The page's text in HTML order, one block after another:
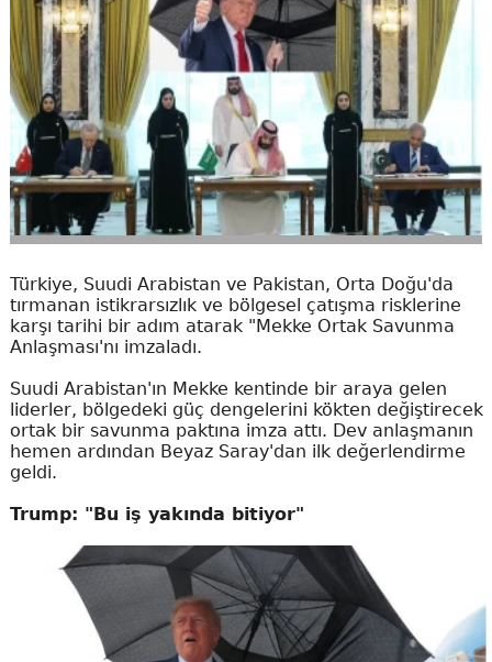
Türkiye, Suudi Arabistan ve Pakistan, Orta Doğu'da
tırmanan istikrarsızlık ve bölgesel çatışma risklerine
karşı tarihi bir adım atarak "Mekke Ortak Savunma
Anlaşması'nı imzaladı.
Suudi Arabistan'ın Mekke kentinde bir araya gelen
liderler, bölgedeki güç dengelerini kökten değiştirecek
ortak bir savunma paktına imza attı. Dev anlaşmanın
hemen ardından Beyaz Saray'dan ilk değerlendirme
geldi.
Trump: "Bu iş yakında bitiyor"